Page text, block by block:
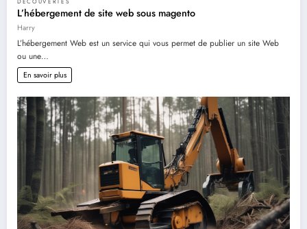
L’hébergement de site web sous magento
Harry
L’hébergement Web est un service qui vous permet de publier un site Web
ou une…
En savoir plus